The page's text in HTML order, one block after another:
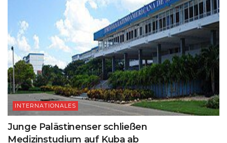
INTERNATIONALES
Junge Palästinenser schließen
Medizinstudium auf Kuba ab